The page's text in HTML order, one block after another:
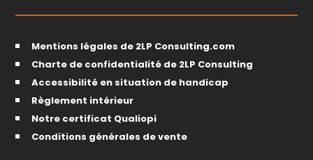
Mentions légales de 2LP Consulting.com
Charte de confidentialité de 2LP Consulting
Accessibilité en situation de handicap
Règlement intérieur
Notre certificat Qualiopi
Conditions générales de vente